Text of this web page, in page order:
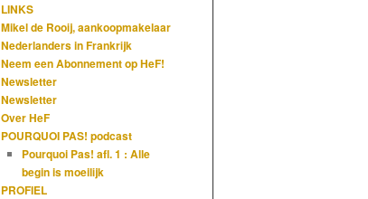
LINKS
Mikel de Rooij, aankoopmakelaar
Nederlanders in Frankrijk
Neem een Abonnement op HeF!
Newsletter
Newsletter
Over HeF
POURQUOI PAS! podcast
Pourquoi Pas! afl. 1 : Alle
begin is moeilijk
PROFIEL